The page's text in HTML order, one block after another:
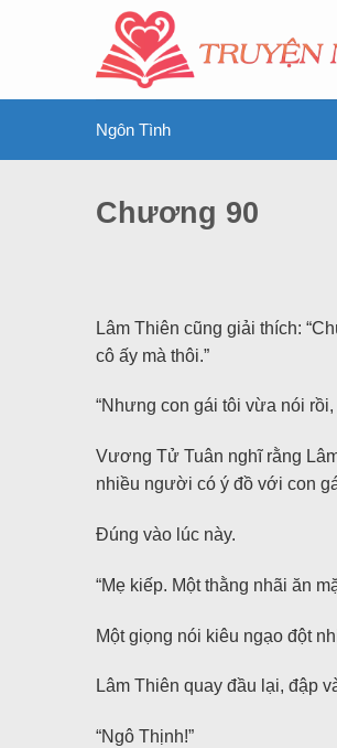
Ngôn Tình
Chương 90
Lâm Thiên cũng giải thích:
cô ấy mà thôi.”
“Nhưng con gái tôi vừa nói
Vương Tử Tuân nghĩ rằng
nhiều người có ý đồ với con
Đúng vào lúc này.
“Mẹ kiếp. Một thằng nhãi ăn
Một giọng nói kiêu ngạo đột
Lâm Thiên quay đầu lại, đập
“Ngô Thịnh!”